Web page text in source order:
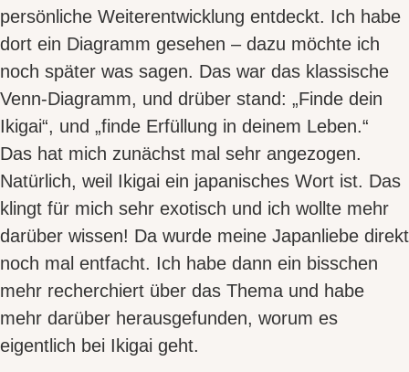
persönliche Weiterentwicklung entdeckt. Ich habe
dort ein Diagramm gesehen – dazu möchte ich
noch später was sagen. Das war das klassische
Venn-Diagramm, und drüber stand: „Finde dein
Ikigai“, und „finde Erfüllung in deinem Leben.“
Das hat mich zunächst mal sehr angezogen.
Natürlich, weil Ikigai ein japanisches Wort ist. Das
klingt für mich sehr exotisch und ich wollte mehr
darüber wissen! Da wurde meine Japanliebe direkt
noch mal entfacht. Ich habe dann ein bisschen
mehr recherchiert über das Thema und habe
mehr darüber herausgefunden, worum es
eigentlich bei Ikigai geht.